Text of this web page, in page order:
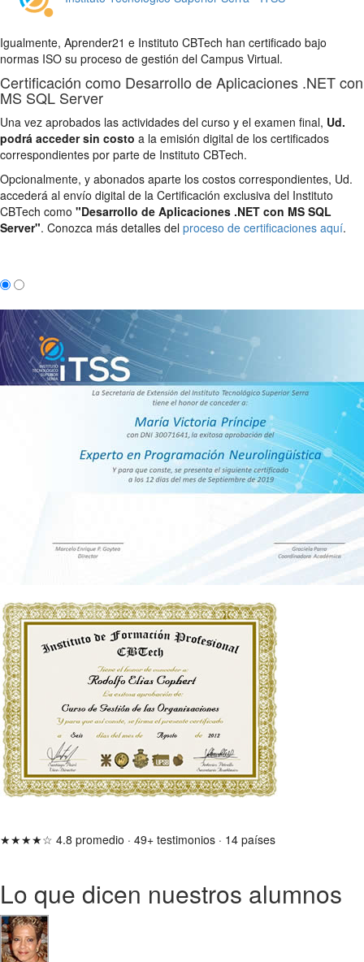
Igualmente, Aprender21 e Instituto CBTech han certificado bajo
normas ISO su proceso de gestión del Campus Virtual.
Certificación como Desarrollo de Aplicaciones .NET con
MS SQL Server
Una vez aprobados las actividades del curso y el examen final, Ud.
podrá acceder sin costo a la emisión digital de los certificados
correspondientes por parte de Instituto CBTech.
Opcionalmente, y abonados aparte los costos correspondientes, Ud.
accederá al envío digital de la Certificación exclusiva del Instituto
CBTech como "Desarrollo de Aplicaciones .NET con MS SQL
Server". Conozca más detalles del proceso de certificaciones aquí.
★★★★☆ 4.8 promedio · 49+ testimonios · 14 países
Lo que dicen nuestros alumnos